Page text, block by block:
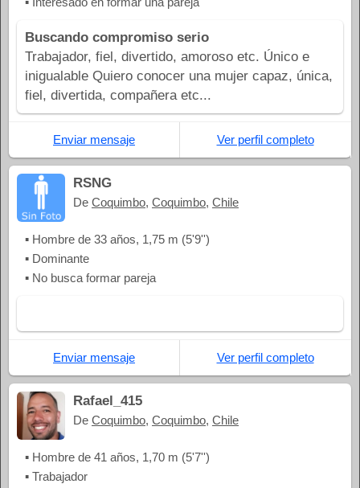
Buscando compromiso serio
Trabajador, fiel, divertido, amoroso etc. Único e
inigualable Quiero conocer una mujer capaz, única,
fiel, divertida, compañera etc...
Enviar mensaje Ver perfil completo
RSNG
De Coquimbo, Coquimbo, Chile
▪ Hombre de 33 años, 1,75 m (5'9'')
▪ Dominante
▪ No busca formar pareja
Enviar mensaje Ver perfil completo
Rafael_415
De Coquimbo, Coquimbo, Chile
▪ Hombre de 41 años, 1,70 m (5'7'')
▪ Trabajador